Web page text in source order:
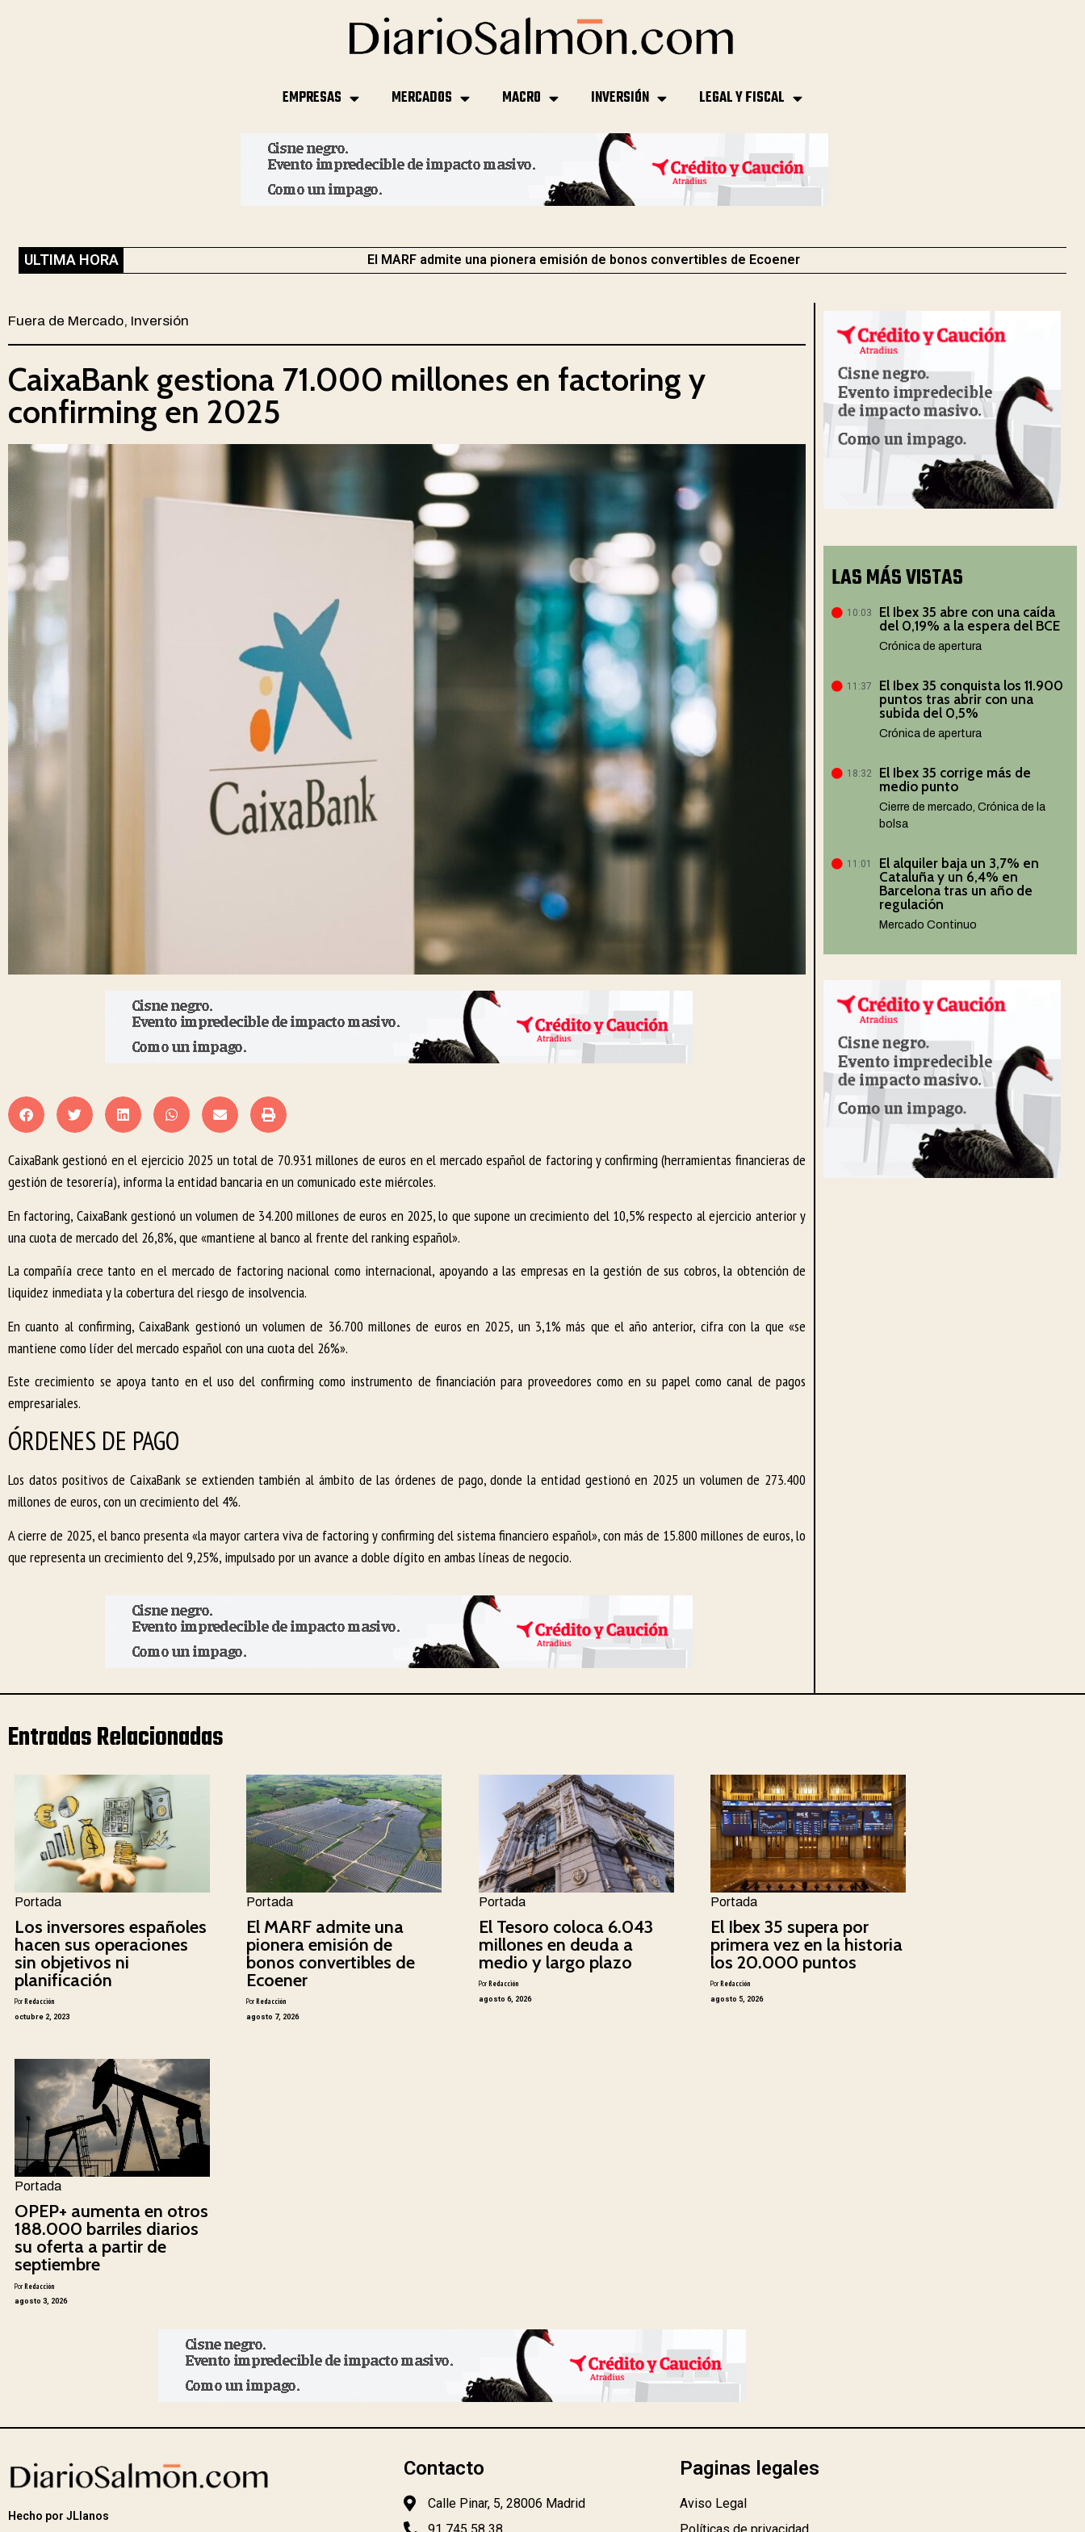
EMPRESAS MERCADOS MACRO INVERSIÓN LEGAL Y FISCAL
ULTIMA HORA El MARF admite una pionera emisión de bonos convertibles de Ecoener
Fuera de Mercado, Inversión
CaixaBank gestiona 71.000 millones en factoring y
confirming en 2025
CaixaBank gestionó en el ejercicio 2025 un total de 70.931 millones de euros en el mercado español de factoring y confirming (herramientas financieras de
gestión de tesorería), informa la entidad bancaria en un comunicado este miércoles.
En factoring, CaixaBank gestionó un volumen de 34.200 millones de euros en 2025, lo que supone un crecimiento del 10,5% respecto al ejercicio anterior y
una cuota de mercado del 26,8%, que «mantiene al banco al frente del ranking español».
La compañía crece tanto en el mercado de factoring nacional como internacional, apoyando a las empresas en la gestión de sus cobros, la obtención de
liquidez inmediata y la cobertura del riesgo de insolvencia.
En cuanto al confirming, CaixaBank gestionó un volumen de 36.700 millones de euros en 2025, un 3,1% más que el año anterior, cifra con la que «se
mantiene como líder del mercado español con una cuota del 26%».
Este crecimiento se apoya tanto en el uso del confirming como instrumento de financiación para proveedores como en su papel como canal de pagos
empresariales.
ÓRDENES DE PAGO
Los datos positivos de CaixaBank se extienden también al ámbito de las órdenes de pago, donde la entidad gestionó en 2025 un volumen de 273.400
millones de euros, con un crecimiento del 4%.
A cierre de 2025, el banco presenta «la mayor cartera viva de factoring y confirming del sistema financiero español», con más de 15.800 millones de euros, lo
que representa un crecimiento del 9,25%, impulsado por un avance a doble dígito en ambas líneas de negocio.
LAS MÁS VISTAS
10:03
El Ibex 35 abre con una caída
del 0,19% a la espera del BCE
Crónica de apertura
11:37
El Ibex 35 conquista los 11.900
puntos tras abrir con una
subida del 0,5%
Crónica de apertura
18:32
El Ibex 35 corrige más de
medio punto
Cierre de mercado ,Crónica de la
bolsa
11:01
El alquiler baja un 3,7% en
Cataluña y un 6,4% en
Barcelona tras un año de
regulación
Mercado Continuo
Entradas Relacionadas
Portada
Los inversores españoles
hacen sus operaciones
sin objetivos ni
planificación
PorRedacción
octubre 2, 2023
Portada
El MARF admite una
pionera emisión de
bonos convertibles de
Ecoener
PorRedacción
agosto 7, 2026
Portada
El Tesoro coloca 6.043
millones en deuda a
medio y largo plazo
PorRedacción
agosto 6, 2026
Portada
El Ibex 35 supera por
primera vez en la historia
los 20.000 puntos
PorRedacción
agosto 5, 2026
Portada
OPEP+ aumenta en otros
188.000 barriles diarios
su oferta a partir de
septiembre
PorRedacción
agosto 3, 2026
Hecho por JLlanos
Contacto
Calle Pinar, 5, 28006 Madrid
Paginas legales
Aviso Legal